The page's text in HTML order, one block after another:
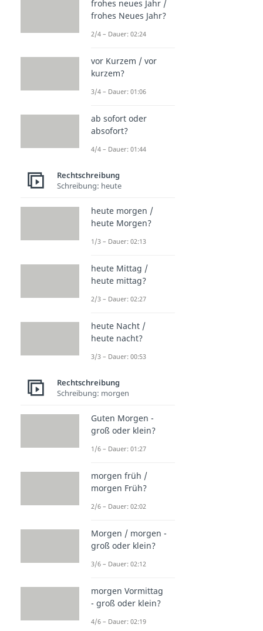
frohes neues Jahr /
frohes Neues Jahr?
2/4 – Dauer: 02:24
vor Kurzem / vor
kurzem?
3/4 – Dauer: 01:06
ab sofort oder
absofort?
4/4 – Dauer: 01:44
Rechtschreibung
Schreibung: heute
heute morgen /
heute Morgen?
1/3 – Dauer: 02:13
heute Mittag /
heute mittag?
2/3 – Dauer: 02:27
heute Nacht /
heute nacht?
3/3 – Dauer: 00:53
Rechtschreibung
Schreibung: morgen
Guten Morgen -
groß oder klein?
1/6 – Dauer: 01:27
morgen früh /
morgen Früh?
2/6 – Dauer: 02:02
Morgen / morgen -
groß oder klein?
3/6 – Dauer: 02:12
morgen Vormittag
- groß oder klein?
4/6 – Dauer: 02:19